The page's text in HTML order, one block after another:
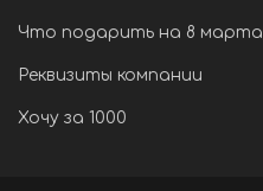
Что подарить на 8 марта
Реквизиты компании
Хочу за 1000